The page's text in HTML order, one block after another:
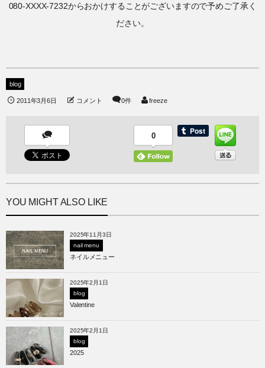
080-XXXX-7232からおかけすることがございますので予めご了承く
ださい。
blog
2011年3月6日 コメント 0件 freeze
0
YOU MIGHT ALSO LIKE
2025年11月3日
nail menu
ネイルメニュー
2025年2月1日
blog
Valentine
2025年2月1日
blog
2025